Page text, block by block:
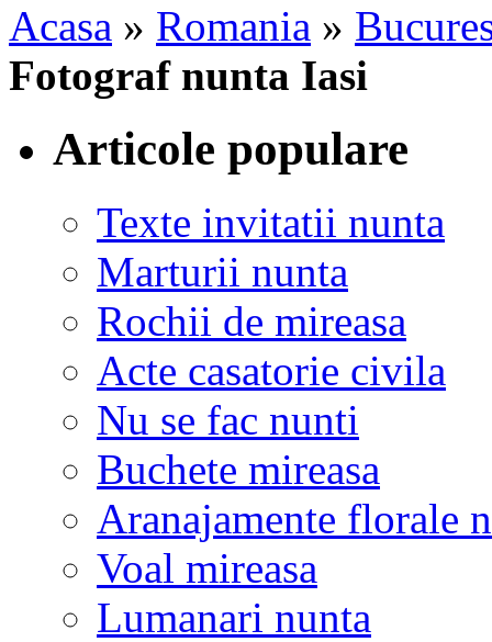
Acasa » Romania »
Fotograf nunta Iasi
Articole populare
Texte invitatii nunta
Marturii nunta
Rochii de mireasa
Acte casatorie civila
Nu se fac nunti
Buchete mireasa
Aranajamente florale
Voal mireasa
Lumanari nunta